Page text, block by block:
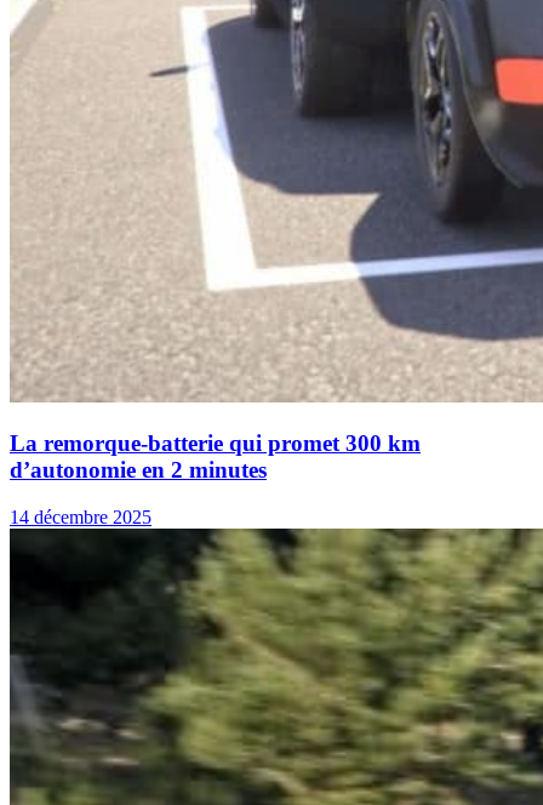
La remorque-batterie qui promet 300 km
d’autonomie en 2 minutes
14 décembre 2025